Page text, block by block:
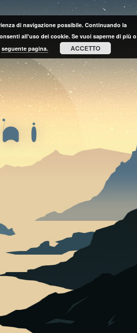
di navigazione possibile. Continuando la
all'uso dei cookie. Se vuoi saperne di più o
seguente pagina. ACCETTO